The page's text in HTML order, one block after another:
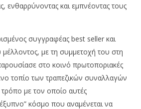
ενθαρρύνοντας και εμπνέοντας τους
συγγραφέας best seller και
μέλλοντος, με τη συμμετοχή του στη
στο κοινό πρωτοποριακές
τοπίο των τραπεζικών συναλλαγών
με τον οποίο αυτές
κόσμο που αναμένεται να